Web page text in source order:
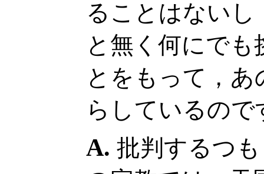
ることはない
と無く何にで
とをもって，
らしているので
批判するつ